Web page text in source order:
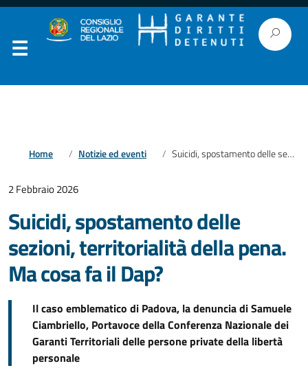
Home Notizie ed eventi Suicidi, spostamento delle sezioni, territorialità della pena. Ma cosa fa il Dap?
2 Febbraio 2026
Suicidi, spostamento delle
sezioni, territorialità della pena.
Ma cosa fa il Dap?
Il caso emblematico di Padova, la denuncia di Samuele
Ciambriello, Portavoce della Conferenza Nazionale dei
Garanti Territoriali delle persone private della libertà
personale